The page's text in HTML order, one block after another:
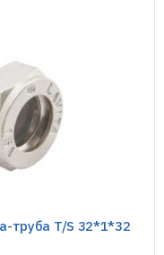
труба T/S 32*1*32